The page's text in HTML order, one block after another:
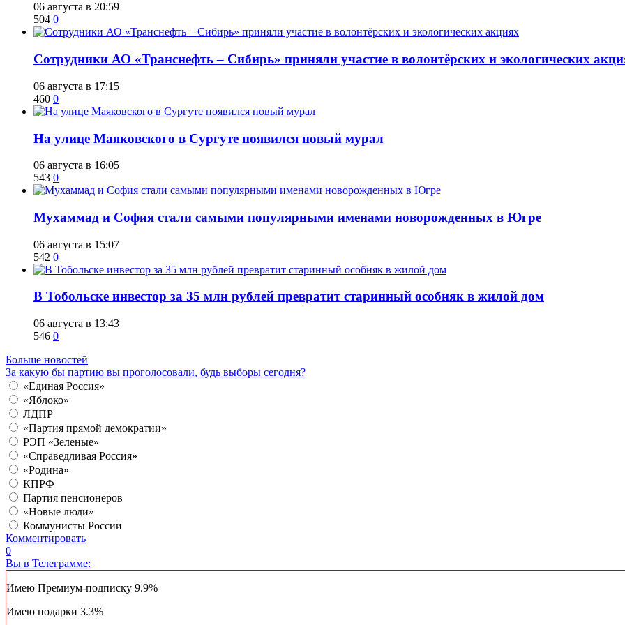
06 августа в 20:59
504 0
Сотрудники АО «Транснефть – Сибирь» приняли участие в волонтёрских и экологических
06 августа в 17:15
460 0
​На улице Маяковского в Сургуте появился новый мурал
06 августа в 16:05
543 0
​Мухаммад и София стали самыми популярными именами новорожденных в Югре
06 августа в 15:07
542 0
В Тобольске инвестор за 35 млн рублей превратит старинный особняк в жилой дом
06 августа в 13:43
546 0
Больше новостей
За какую бы партию вы проголосовали, будь выборы сегодня?
«Единая Россия»
«Яблоко»
ЛДПР
«Партия прямой демократии»
РЭП «Зеленые»
«Справедливая Россия»
«Родина»
КПРФ
Партия пенсионеров
«Новые люди»
Коммунисты России
Комментировать
0
Вы в Телеграмме:
Имею Премиум-подписку 9.9%
Имею подарки 3.3%